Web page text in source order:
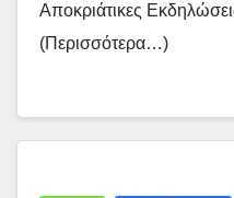
Αποκριάτικες
(περισσότερα…)